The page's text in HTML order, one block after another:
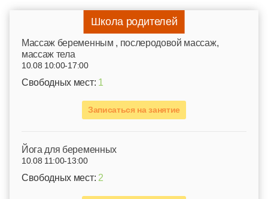
Школа родителей
Mассаж беременным , послеродовой массаж,
массаж тела
10.08 10:00-17:00
Свободных мест: 1
Записаться на занятие
Йога для беременных
10.08 11:00-13:00
Свободных мест: 2